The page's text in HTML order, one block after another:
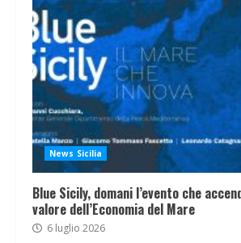
News Sicilia
Blue Sicily, domani l’evento che
valore dell’Economia del Mare
6 luglio 2026